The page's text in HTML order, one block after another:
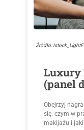
Źródło:
Luxury
(panel
Obejrzyj
się: czym w
makijażu i